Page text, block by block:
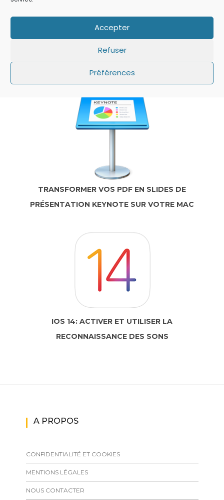
Accepter
Refuser
Préférences
IOS: QUE FAIRE SI LE MINUTEUR NE S’AFFICHE
PAS SUR L’ÉCRAN DE VERROUILLAGE ?
TRANSFORMER VOS PDF EN SLIDES DE
PRÉSENTATION KEYNOTE SUR VOTRE MAC
IOS 14: ACTIVER ET UTILISER LA
RECONNAISSANCE DES SONS
A PROPOS
CONFIDENTIALITÉ ET COOKIES
MENTIONS LÉGALES
NOUS CONTACTER